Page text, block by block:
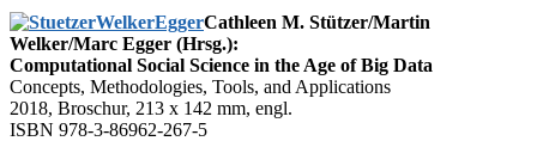
Cathleen M. Stützer/Martin
Welker/Marc Egger (Hrsg.):
Computational Social Science in the Age of Big Data
Concepts, Methodologies, Tools, and Applications
2018, Broschur, 213 x 142 mm, engl.
ISBN 978-3-86962-267-5